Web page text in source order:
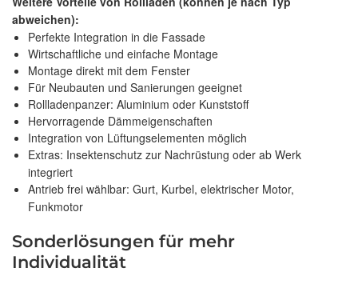
abweichen):
Perfekte Integration in die Fassade
Wirtschaftliche und einfache Montage
Montage direkt mit dem Fenster
Für Neubauten und Sanierungen geeignet
Rollladenpanzer: Aluminium oder Kunststoff
Hervorragende Dämmeigenschaften
Integration von Lüftungselementen möglich
Extras: Insektenschutz zur Nachrüstung oder ab Werk
integriert
Antrieb frei wählbar: Gurt, Kurbel, elektrischer Motor,
Funkmotor
Sonderlösungen für mehr
Individualität